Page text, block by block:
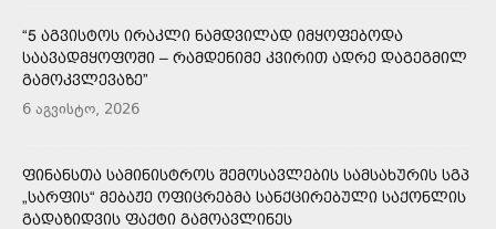
“5 ᲐᲒᲕᲘᲡᲢᲝᲡ ᲘᲠᲐᲙᲚᲘ ᲜᲐᲛᲓᲕᲘᲚᲐᲓ ᲘᲛᲧᲝᲤᲔᲑᲝᲓᲐ
ᲡᲐᲐᲕᲐᲓᲛᲧᲝᲤᲝᲨᲘ – ᲠᲐᲛᲓᲔᲜᲘᲛᲔ ᲙᲕᲘᲠᲘᲗ ᲐᲓᲠᲔ ᲓᲐᲒᲔᲒᲛᲘᲚ
ᲒᲐᲛᲝᲙᲕᲚᲔᲕᲐᲖᲔ”
6 აგვისტო, 2026
ᲤᲘᲜᲐᲜᲡᲗᲐ ᲡᲐᲛᲘᲜᲘᲡᲢᲠᲝᲡ ᲨᲔᲛᲝᲡᲐᲕᲚᲔᲑᲘᲡ ᲡᲐᲛᲡᲐᲮᲣᲠᲘᲡ ᲡᲒᲞ
„ᲡᲐᲠᲤᲘᲡ“ ᲛᲔᲑᲐᲟᲔ ᲝᲤᲘᲪᲠᲔᲑᲛᲐ ᲡᲐᲜᲥᲪᲘᲠᲔᲑᲣᲚᲘ ᲡᲐᲥᲝᲜᲚᲘᲡ
ᲒᲐᲓᲐᲖᲘᲓᲕᲘᲡ ᲤᲐᲥᲢᲘ ᲒᲐᲛᲝᲐᲕᲚᲘᲜᲔᲡ